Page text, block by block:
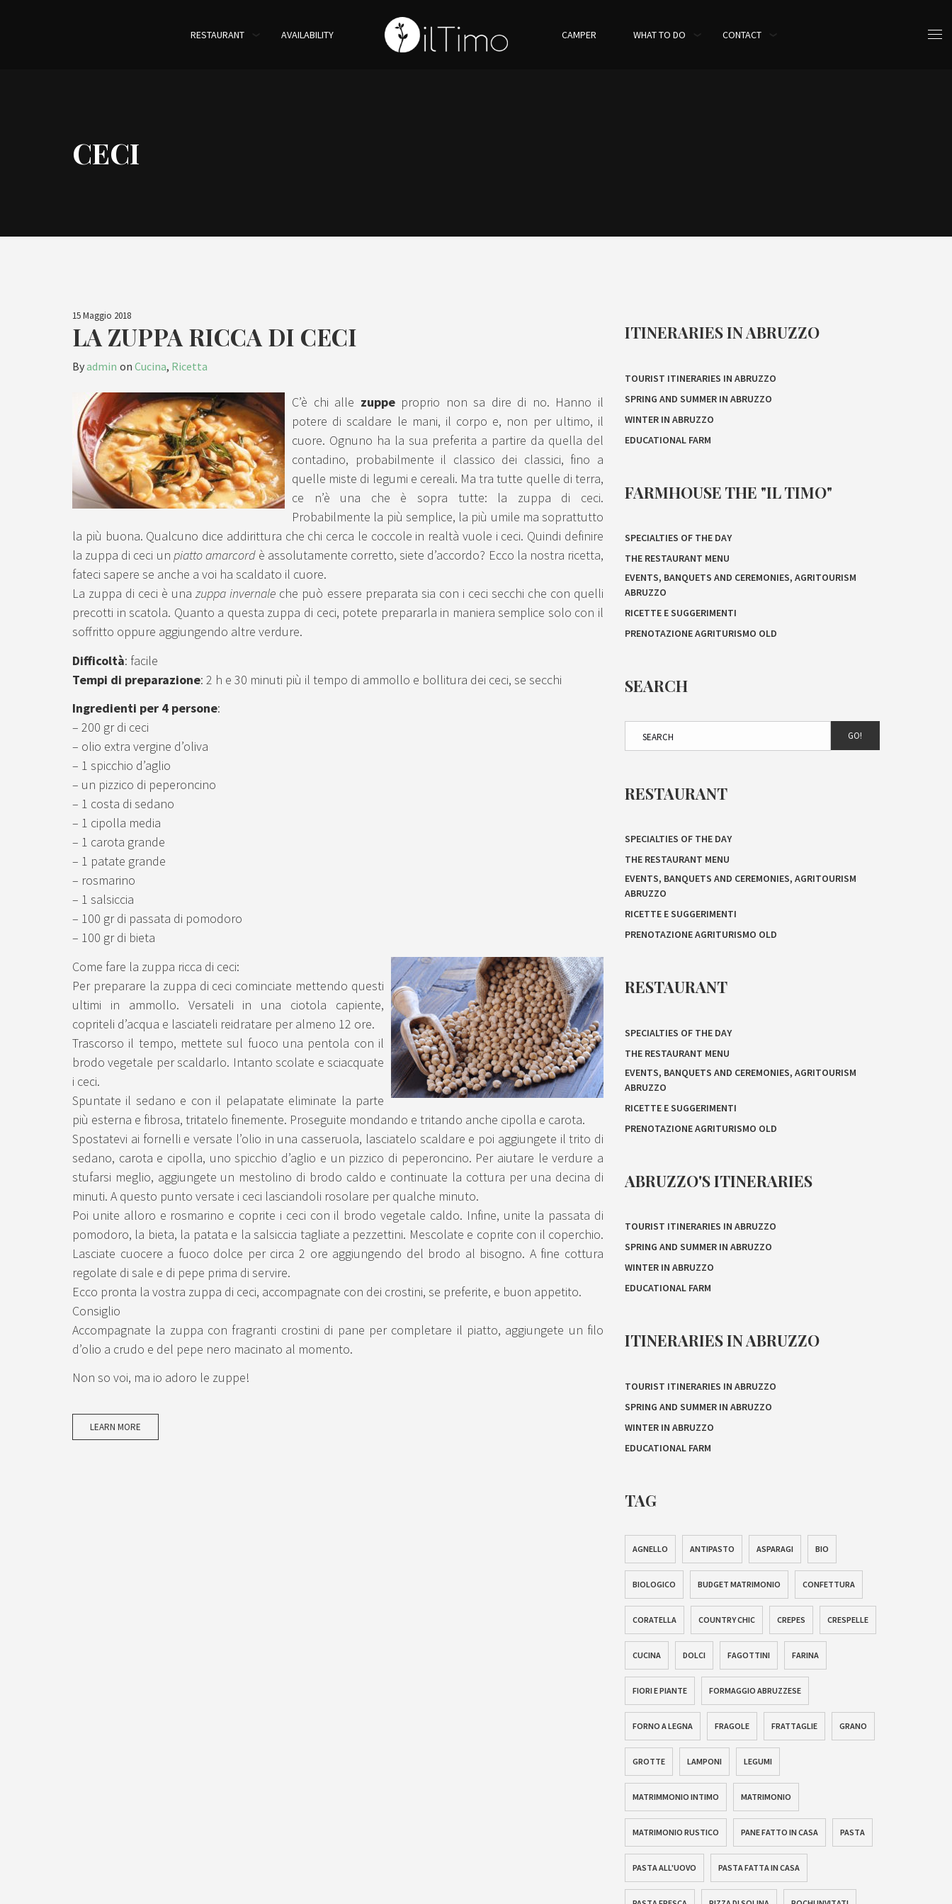
RESTAURANT AVAILABILITY CAMPER WHAT TO DO CONTACT
CECI
15 Maggio 2018
LA ZUPPA RICCA DI CECI
Byadmin on Cucina, Ricetta
C’è chi alle zuppeproprio non sa dire di no. Hanno il
potere di scaldare le mani, il corpo e, non per ultimo, il
cuore. Ognuno ha la sua preferita a partire da quella del
contadino, probabilmente il classico dei classici, fino a
quelle miste di legumi e cereali. Ma tra tutte quelle di terra,
ce n’è una che è sopra tutte: la zuppa di ceci.
Probabilmente la più semplice, la più umile ma soprattutto
la più buona. Qualcuno dice addirittura che chi cerca le coccole in realtà vuole i ceci. Quindi definire
la zuppa di ceci un piatto amarcordè assolutamente corretto, siete d’accordo? Ecco la nostra ricetta,
fateci sapere se anche a voi ha scaldato il cuore.
La zuppa di ceci è una zuppa invernale che può essere preparata sia con i ceci secchi che con quelli
precotti in scatola. Quanto a questa zuppa di ceci, potete prepararla in maniera semplice solo con il
soffritto oppure aggiungendo altre verdure.
Difficoltà: facile
Tempi di preparazione: 2 h e 30 minuti più il tempo di ammollo e bollitura dei ceci, se secchi
Ingredienti per 4 persone:
– 200 gr di ceci
– olio extra vergine d’oliva
– 1 spicchio d’aglio
– un pizzico di peperoncino
– 1 costa di sedano
– 1 cipolla media
– 1 carota grande
– 1 patate grande
– rosmarino
– 1 salsiccia
– 100 gr di passata di pomodoro
– 100 gr di bieta
Come fare la zuppa ricca di ceci:
Per preparare la zuppa di ceci cominciate mettendo questi
ultimi in ammollo. Versateli in una ciotola capiente,
copriteli d’acqua e lasciateli reidratare per almeno 12 ore.
Trascorso il tempo, mettete sul fuoco una pentola con il
brodo vegetale per scaldarlo. Intanto scolate e sciacquate
i ceci.
Spuntate il sedano e con il pelapatate eliminate la parte
più esterna e fibrosa, tritatelo finemente. Proseguite mondando e tritando anche cipolla e carota.
Spostatevi ai fornelli e versate l’olio in una casseruola, lasciatelo scaldare e poi aggiungete il trito di
sedano, carota e cipolla, uno spicchio d’aglio e un pizzico di peperoncino. Per aiutare le verdure a
stufarsi meglio, aggiungete un mestolino di brodo caldo e continuate la cottura per una decina di
minuti. A questo punto versate i ceci lasciandoli rosolare per qualche minuto.
Poi unite alloro e rosmarino e coprite i ceci con il brodo vegetale caldo. Infine, unite la passata di
pomodoro, la bieta, la patata e la salsiccia tagliate a pezzettini. Mescolate e coprite con il coperchio.
Lasciate cuocere a fuoco dolce per circa 2 ore aggiungendo del brodo al bisogno. A fine cottura
regolate di sale e di pepe prima di servire.
Ecco pronta la vostra zuppa di ceci, accompagnate con dei crostini, se preferite, e buon appetito.
Consiglio
Accompagnate la zuppa con fragranti crostini di pane per completare il piatto, aggiungete un filo
d’olio a crudo e del pepe nero macinato al momento.
Non so voi, ma io adoro le zuppe!
LEARN MORE
ITINERARIES IN ABRUZZO
TOURIST ITINERARIES IN ABRUZZO
SPRING AND SUMMER IN ABRUZZO
WINTER IN ABRUZZO
EDUCATIONAL FARM
FARMHOUSE THE "IL TIMO"
SPECIALTIES OF THE DAY
THE RESTAURANT MENU
EVENTS, BANQUETS AND CEREMONIES, AGRITOURISM
ABRUZZO
RICETTE E SUGGERIMENTI
PRENOTAZIONE AGRITURISMO OLD
SEARCH
GO!
RESTAURANT
SPECIALTIES OF THE DAY
THE RESTAURANT MENU
EVENTS, BANQUETS AND CEREMONIES, AGRITOURISM
ABRUZZO
RICETTE E SUGGERIMENTI
PRENOTAZIONE AGRITURISMO OLD
RESTAURANT
SPECIALTIES OF THE DAY
THE RESTAURANT MENU
EVENTS, BANQUETS AND CEREMONIES, AGRITOURISM
ABRUZZO
RICETTE E SUGGERIMENTI
PRENOTAZIONE AGRITURISMO OLD
ABRUZZO'S ITINERARIES
TOURIST ITINERARIES IN ABRUZZO
SPRING AND SUMMER IN ABRUZZO
WINTER IN ABRUZZO
EDUCATIONAL FARM
ITINERARIES IN ABRUZZO
TOURIST ITINERARIES IN ABRUZZO
SPRING AND SUMMER IN ABRUZZO
WINTER IN ABRUZZO
EDUCATIONAL FARM
TAG
AGNELLO ANTIPASTO ASPARAGI BIO
BIOLOGICO BUDGET MATRIMONIO CONFETTURA
CORATELLA COUNTRY CHIC CREPES CRESPELLE
CUCINA DOLCI FAGOTTINI FARINA
FIORI E PIANTE FORMAGGIO ABRUZZESE
FORNO A LEGNA FRAGOLE FRATTAGLIE GRANO
GROTTE LAMPONI LEGUMI
MATRIMMONIO INTIMO MATRIMONIO
MATRIMONIO RUSTICO PANE FATTO IN CASA PASTA
PASTA ALL'UOVO PASTA FATTA IN CASA